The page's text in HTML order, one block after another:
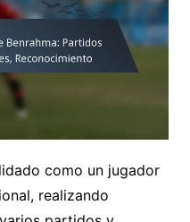
como un jugador
realizando